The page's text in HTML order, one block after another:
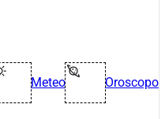
Meteo Oroscopo